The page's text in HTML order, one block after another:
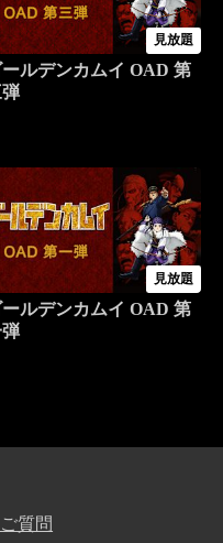
見放題
ールデンカムイ OAD 第
見放題
ールデンカムイ OAD 第
質問